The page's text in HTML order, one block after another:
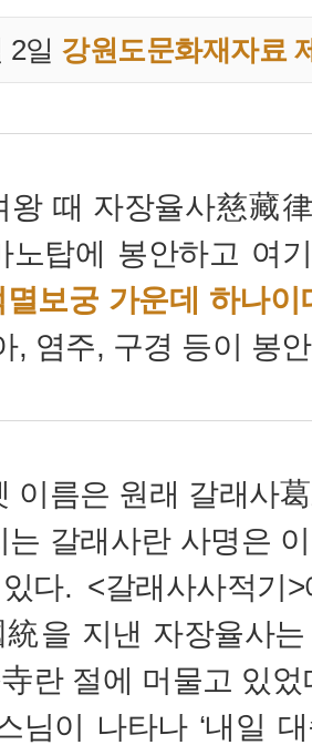
2일 강원도문화재자료
왕 때 자장율사慈藏
노탑에 봉안하고 여
멸보궁 가운데 하나
, 염주, 구경 등이 봉
이름은 원래 갈래사
는 갈래사란 사명은
다. <갈래사사적기
을 지낸 자장율사
란 절에 머물고 있
님이 나타나 ‘내일